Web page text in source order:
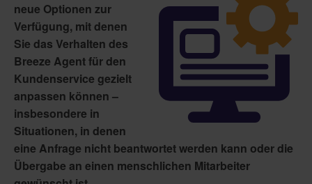
neue Optionen zur
Verfügung, mit denen
Sie das Verhalten des
Breeze Agent für den
Kundenservice gezielt
anpassen können –
insbesondere in
Situationen, in denen
eine Anfrage nicht beantwortet werden kann oder die
Übergabe an einen menschlichen Mitarbeiter